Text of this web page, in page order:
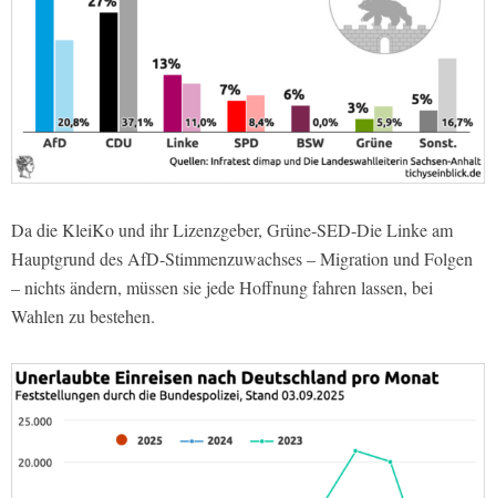
Da die KleiKo und ihr Lizenzgeber, Grüne-SED-Die Linke am
Hauptgrund des AfD-Stimmenzuwachses – Migration und Folgen
– nichts ändern, müssen sie jede Hoffnung fahren lassen, bei
Wahlen zu bestehen.